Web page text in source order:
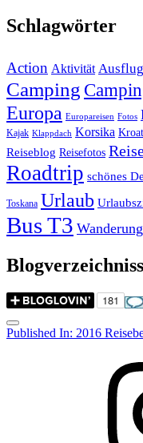
Schlagwörter
Action Aktivität
Camping
Europa Europareisen Fotos
Kajak Klappdach Korsika
Reiseblog Reisefotos
Roadtrip schönes
Toskana Urlaub
Bus T3 Wanderung
Menu
Post
Published In: 2016